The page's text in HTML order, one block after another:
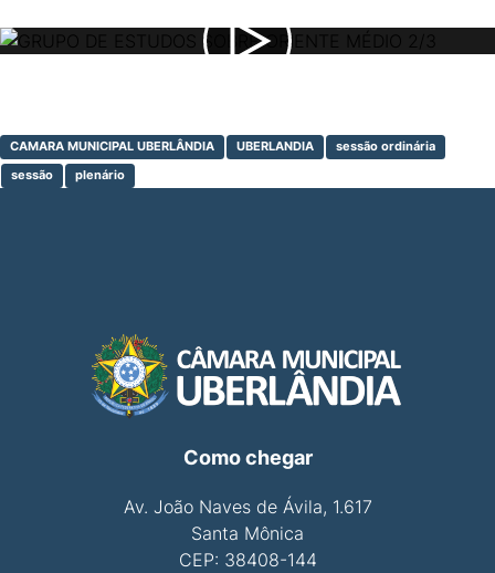
CAMARA MUNICIPAL UBERLÂNDIA UBERLANDIA sessão ordinária
sessão plenário
Como chegar
Av. João Naves de Ávila, 1.617
Santa Mônica
CEP: 38408-144